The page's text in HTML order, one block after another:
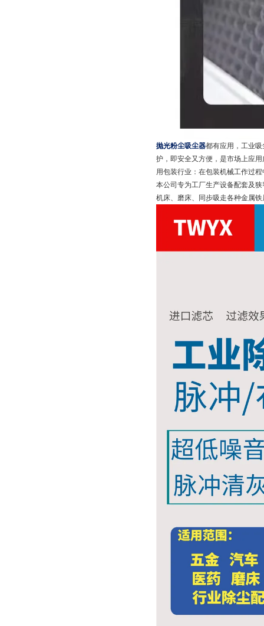
抛光粉尘吸尘器都有应用，工业
护，即安全又方便，是市场上应
用包装行业：在包装机械工作过
本公司专为工厂生产设备配套及
机床、磨床、同步吸走各种金属铁